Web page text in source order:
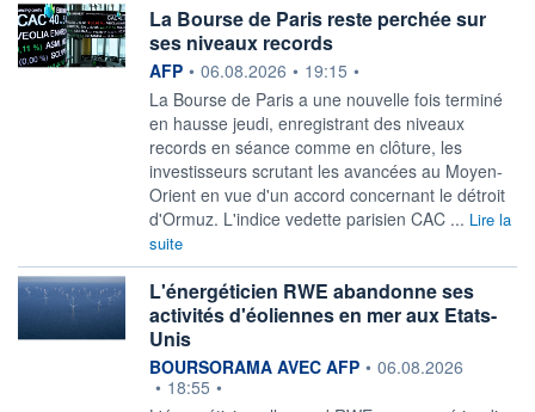
La Bourse de Paris reste perchée sur
ses niveaux records
information fournie par
AFP • 06.08.2026 • 19:15 •
La Bourse de Paris a une nouvelle fois terminé
en hausse jeudi, enregistrant des niveaux
records en séance comme en clôture, les
investisseurs scrutant les avancées au Moyen-
Orient en vue d'un accord concernant le détroit
d'Ormuz. L'indice vedette parisien CAC ... Lire la
suite
L'énergéticien RWE abandonne ses
activités d'éoliennes en mer aux Etats-
Unis
information fournie par
BOURSORAMA AVEC AFP • 06.08.2026
• 18:55 •